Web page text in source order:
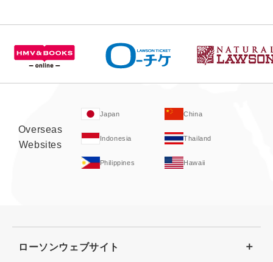
Overseas
Websites
Japan China
Indonesia Thailand
Philippines Hawaii
ローソンウェブサイト